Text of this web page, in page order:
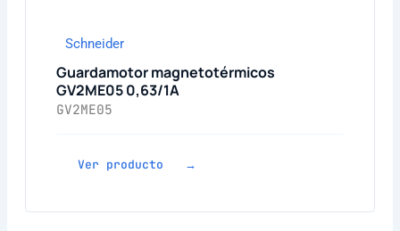
Schneider
Guardamotor magnetotérmicos
GV2ME05 0,63/1A
GV2ME05
Ver producto →